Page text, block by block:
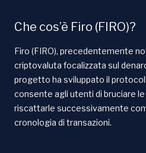
Che cos’è Firo (FIRO)?
Firo (FIRO), precedentemente
criptovaluta focalizzata sul
progetto ha sviluppato il
consente agli utenti di bruciare
riscattarle successivamente
cronologia di transazioni.